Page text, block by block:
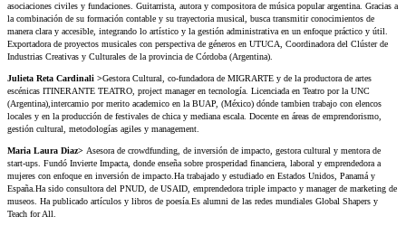
asociaciones civiles y fundaciones. Guitarrista, autora y compositora de música popular argentina. Gracias a
la combinación de su formación contable y su trayectoria musical, busca transmitir conocimientos de
manera clara y accesible, integrando lo artístico y la gestión administrativa en un enfoque práctico y útil.
Exportadora de proyectos musicales con perspectiva de géneros en UTUCA, Coordinadora del Clúster de
Industrias Creativas y Culturales de la provincia de Córdoba (Argentina).
Julieta Reta Cardinali >Gestora Cultural, co-fundadora de MIGRARTE y de la productora de artes
escénicas ITINERANTE TEATRO, project manager en tecnología. Licenciada en Teatro por la UNC
(Argentina),intercamio por merito academico en la BUAP, (México) dónde tambien trabajo con elencos
locales y en la producción de festivales de chica y mediana escala. Docente en áreas de emprendorismo,
gestión cultural, metodologías agiles y management.
Maria Laura Diaz> Asesora de crowdfunding, de inversión de impacto, gestora cultural y mentora de
start-ups. Fundó Invierte Impacta, donde enseña sobre prosperidad financiera, laboral y emprendedora a
mujeres con enfoque en inversión de impacto.Ha trabajado y estudiado en Estados Unidos, Panamá y
España.Ha sido consultora del PNUD, de USAID, emprendedora triple impacto y manager de marketing de
museos. Ha publicado artículos y libros de poesía.Es alumni de las redes mundiales Global Shapers y
Teach for All.